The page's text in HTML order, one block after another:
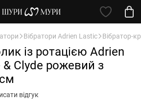
Вібратори Adrien Lastic Вібратор-
із ротацією Adrien
Clyde рожевий з
відгук